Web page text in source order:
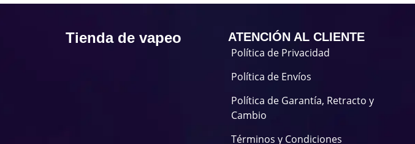
Tienda de vapeo
ATENCIÓN AL CLIENTE
Política de Privacidad
Política de Envíos
Política de Garantía, Retracto y
Cambio
Términos y Condiciones